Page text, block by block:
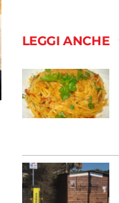
LEGGI ANCHE